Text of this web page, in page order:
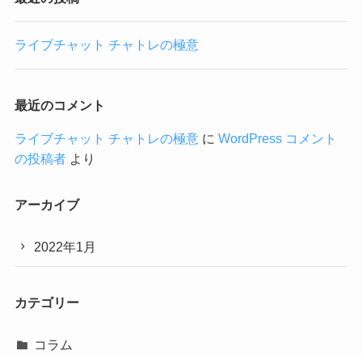
ライブチャット チャトレの極意
最近のコメント
ライブチャット チャトレの極意に WordPress コメント
の投稿者より
アーカイブ
2022年1月
カテゴリー
コラム